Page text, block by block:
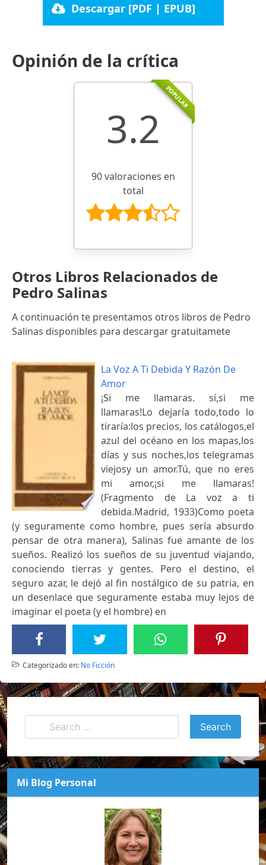
Descargar [PDF | EPUB]
Opinión de la crítica
POPULAR
3.2
90 valoraciones en
total
Otros Libros Relacionados de
Pedro Salinas
A continuación te presentamos otros libros de Pedro
Salinas disponibles para descargar gratuitamete
La Voz A Ti Debida Y Razón De
Amor
¡Si me llamaras. sí,si me
llamaras!Lo dejaría todo,todo lo
tiraría:los precios, los catálogos,el
azul del océano en los mapas,los
días y sus noches,los telegramas
viejosy un amor.Tú, que no eres
mi amor,¡si me llamaras!
(Fragmento de La voz a ti
debida.Madrid, 1933)Como poeta
(y seguramente como hombre, pues sería absurdo
pensar de otra manera), Salinas fue amante de los
sueños. Realizó los sueños de su juventud viajando,
conociendo tierras y gentes. Pero el destino, el
seguro azar, le dejó al fin nostálgico de su patria, en
un desenlace que seguramente estaba muy lejos de
imaginar el poeta (y el hombre) en
Categorizado en: No Ficción
Mi Blog Personal